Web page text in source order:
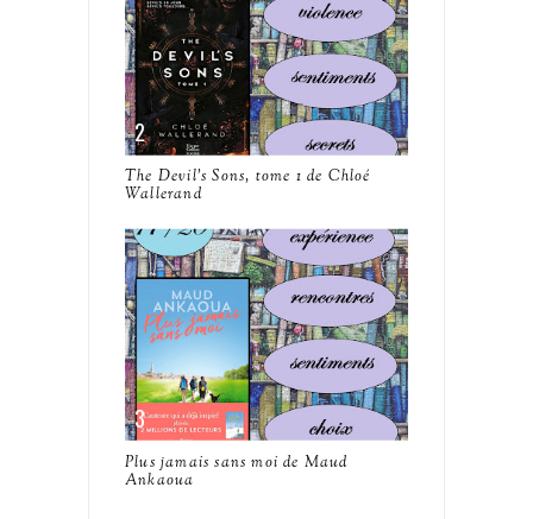
The Devil's Sons, tome 1 de Chloé
Wallerand
Plus jamais sans moi de Maud
Ankaoua